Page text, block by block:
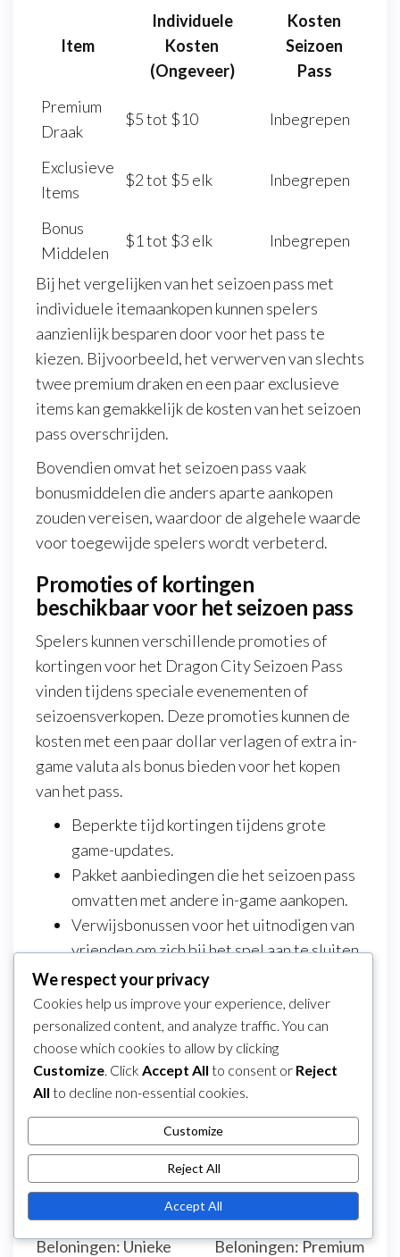
Item
Individuele
Kosten
(Ongeveer)
Kosten
Seizoen
Pass
Premium
Draak
$5 tot $10 Inbegrepen
Exclusieve
Items
$2 tot $5 elk Inbegrepen
Bonus
Middelen
$1 tot $3 elk Inbegrepen
Bij het vergelijken van het seizoen pass met
individuele itemaankopen kunnen spelers
aanzienlijk besparen door voor het pass te
kiezen. Bijvoorbeeld, het verwerven van slechts
twee premium draken en een paar exclusieve
items kan gemakkelijk de kosten van het seizoen
pass overschrijden.
Bovendien omvat het seizoen pass vaak
bonusmiddelen die anders aparte aankopen
zouden vereisen, waardoor de algehele waarde
voor toegewijde spelers wordt verbeterd.
Promoties of kortingen
beschikbaar voor het seizoen pass
Spelers kunnen verschillende promoties of
kortingen voor het Dragon City Seizoen Pass
vinden tijdens speciale evenementen of
seizoensverkopen. Deze promoties kunnen de
kosten met een paar dollar verlagen of extra in-
game valuta als bonus bieden voor het kopen
van het pass.
Beperkte tijd kortingen tijdens grote
game-updates.
Pakket aanbiedingen die het seizoen pass
omvatten met andere in-game aankopen.
Verwijsbonussen voor het uitnodigen van
vrienden om zich bij het spel aan te sluiten.
Op de hoogte blijven van officiële
aankondigingen en in-game meldingen kan
spelers helpen om van deze aanbiedingen te
profiteren. Regelmatig de sociale mediakanalen
van het spel controleren kan ook inzichten
Category Seizoenspas Voordelen in Dragon City
Post
Dragon City
Doolhof Evenement
Beloningen: Unieke
Dragon City
Seizoenpas
Beloningen: Premium
We respect your privacy
Cookies help us improve your experience, deliver
personalized content, and analyze traffic. You can
choose which cookies to allow by clicking
Customize. Click Accept All to consent or Reject
All to decline non-essential cookies.
Customize
Reject All
Accept All